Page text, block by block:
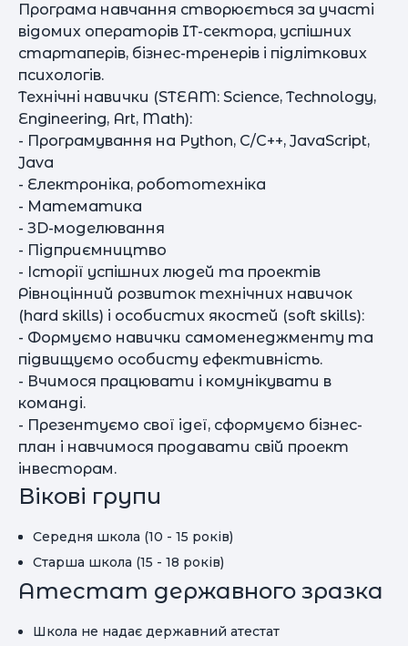
Програма навчання створюється за участі
відомих операторів IT-сектора, успішних
стартаперів, бізнес-тренерів і підліткових
психологів.
Технічні навички (STEAM: Science, Technology,
Engineering, Art, Math):
- Програмування на Python, C/C++, JavaScript,
Java
- Електроніка, робототехніка
- Математика
- ЗD-моделювання
- Підприємництво
- Історії успішних людей та проектів
Рівноцінний розвиток технічних навичок
(hard skills) і особистих якостей (soft skills):
- Формуємо навички самоменеджменту та
підвищуємо особисту ефективність.
- Вчимося працювати і комунікувати в
команді.
- Презентуємо свої ідеї, сформуємо бізнес-
план і навчимося продавати свій проект
інвесторам.
Вікові групи
Середня школа (10 - 15 років)
Старша школа (15 - 18 років)
Атестат державного зразка
Школа не надає державний атестат